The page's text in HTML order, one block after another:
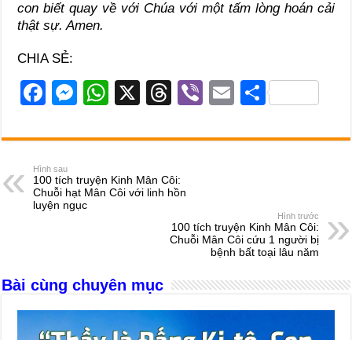
con biết quay về với Chúa với một tấm lòng hoán cải
thật sự. Amen.
CHIA SẺ:
F
c
e
b
o
M
ss
n
g
W
at
s
A
X
T
e
a
d
s
Vi
er
E
ail
S
ar
Hình sau
100 tích truyện Kinh Mân Côi:
Chuỗi hạt Mân Côi với linh hồn
luyện ngục
Hình trước
100 tích truyện Kinh Mân Côi:
Chuỗi Mân Côi cứu 1 người bị
bệnh bất toại lâu năm
Bài cùng chuyên mục